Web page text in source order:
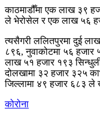
काठमाडौँमा एक लाख ३९
ले भेरोसेल र एक लाख ५६
त्यसैगरी ललितपुरमा दुई
८९६, नुवाकोटमा ५६ हजार
लाख ५१ हजार १९३
दोलखामा ३२ हजार ३२५
जिल्लामा ४९ हजार ६८३ ले
कोरोना